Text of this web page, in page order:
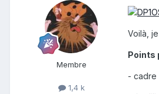
Membre
1,4 k
Voilà,
Points
- cadre